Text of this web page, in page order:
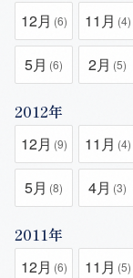
12月 (6) 11月 (4)
5月 (6) 2月 (5)
2012年
12月 (9) 11月 (4)
5月 (8) 4月 (3)
2011年
12月 (6) 11月 (5)